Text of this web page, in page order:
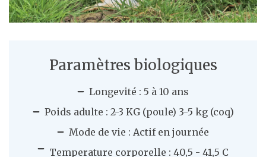
Paramètres biologiques
Longevité : 5 à 10 ans
Poids adulte : 2-3 KG (poule) 3-5 kg (coq)
Mode de vie : Actif en journée
Temperature corporelle : 40,5 - 41,5 C